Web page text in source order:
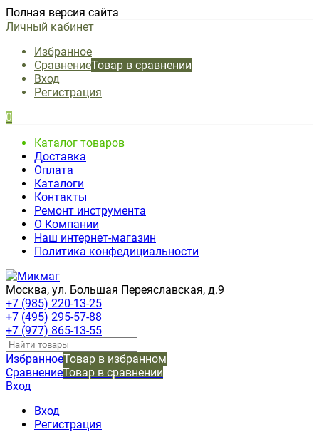
Полная версия сайта
Личный кабинет
Избранное
СравнениеТовар в сравнении
Вход
Регистрация
0
Каталог товаров
Доставка
Оплата
Каталоги
Контакты
Ремонт инструмента
О Компании
Наш интернет-магазин
Политика конфедициальности
Москва, ул. Большая Переяславская, д.9
+7 (985) 220-13-25
+7 (495) 295-57-88
+7 (977) 865-13-55
ИзбранноеТовар в избранном
СравнениеТовар в сравнении
Вход
Вход
Регистрация